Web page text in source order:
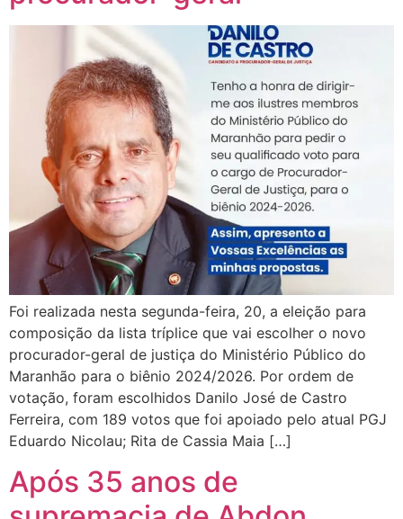
Foi realizada nesta segunda-feira, 20, a eleição para
composição da lista tríplice que vai escolher o novo
procurador-geral de justiça do Ministério Público do
Maranhão para o biênio 2024/2026. Por ordem de
votação, foram escolhidos Danilo José de Castro
Ferreira, com 189 votos que foi apoiado pelo atual PGJ
Eduardo Nicolau; Rita de Cassia Maia […]
Após 35 anos de